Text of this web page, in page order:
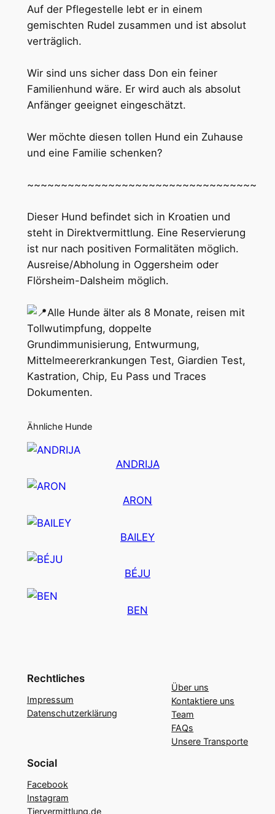
Auf der Pflegestelle lebt er in einem
gemischten Rudel zusammen und ist absolut
verträglich.
Wir sind uns sicher dass Don ein feiner
Familienhund wäre. Er wird auch als absolut
Anfänger geeignet eingeschätzt.
Wer möchte diesen tollen Hund ein Zuhause
und eine Familie schenken?
~~~~~~~~~~~~~~~~~~~~~~~~~~~~~~~~~~
Dieser Hund befindet sich in Kroatien und
steht in Direktvermittlung. Eine Reservierung
ist nur nach positiven Formalitäten möglich.
Ausreise/Abholung in Oggersheim oder
Flörsheim-Dalsheim möglich.
Alle Hunde älter als 8 Monate, reisen mit
Tollwutimpfung, doppelte
Grundimmunisierung, Entwurmung,
Mittelmeererkrankungen Test, Giardien Test,
Kastration, Chip, Eu Pass und Traces
Dokumenten.
Ähnliche Hunde
ANDRIJA
ARON
BAILEY
BÉJU
BEN
Rechtliches
Impressum
Datenschutzerklärung
Über uns
Kontaktiere uns
Team
FAQs
Unsere Transporte
Social
Facebook
Instagram
Tiervermittlung.de